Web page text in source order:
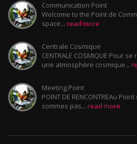
Communication Point
Welcome to the Point de
space... read more
Centrale Cosmique
CENTRALE COSMIQUE Pour
une atmosphère cosmique...
Meeting Point
POINT DE RENCONTREAu
sommes pas... read more